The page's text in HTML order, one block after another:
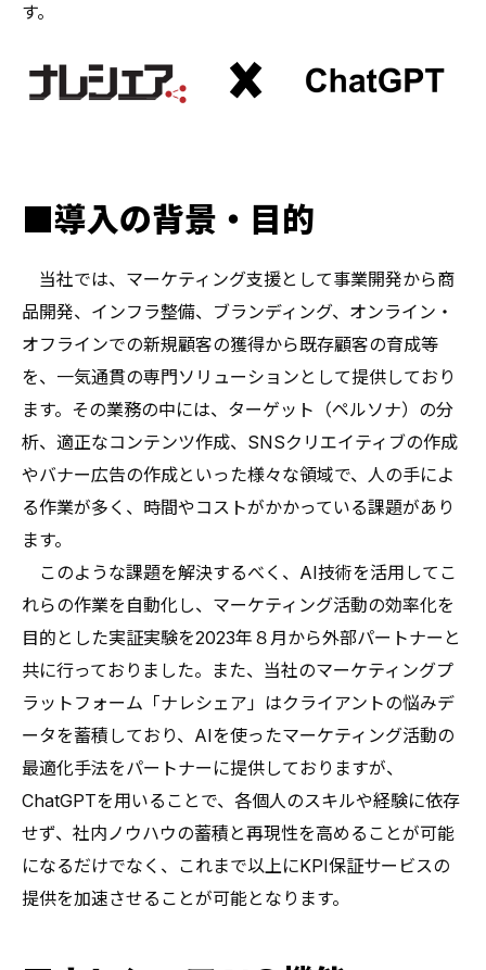
す。
■導入の背景・目的
当社では、マーケティング支援として事業開発から商
品開発、インフラ整備、ブランディング、オンライン・
オフラインでの新規顧客の獲得から既存顧客の育成等
を、一気通貫の専門ソリューションとして提供しており
ます。その業務の中には、ターゲット（ペルソナ）の分
析、適正なコンテンツ作成、SNSクリエイティブの作成
やバナー広告の作成といった様々な領域で、人の手によ
る作業が多く、時間やコストがかかっている課題があり
ます。
このような課題を解決するべく、AI技術を活用してこ
れらの作業を自動化し、マーケティング活動の効率化を
目的とした実証実験を2023年８月から外部パートナーと
共に行っておりました。また、当社のマーケティングプ
ラットフォーム「ナレシェア」はクライアントの悩みデ
ータを蓄積しており、AIを使ったマーケティング活動の
最適化手法をパートナーに提供しておりますが、
ChatGPTを用いることで、各個人のスキルや経験に依存
せず、社内ノウハウの蓄積と再現性を高めることが可能
になるだけでなく、これまで以上にKPI保証サービスの
提供を加速させることが可能となります。